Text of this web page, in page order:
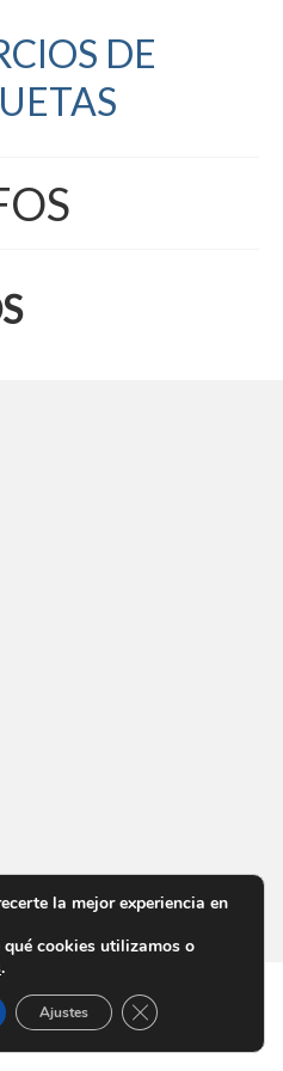
DE
Política de Privacidad Política de cookies
la mejor experiencia en
qué cookies utilizamos o
.
Ajustes Cerrar el banner